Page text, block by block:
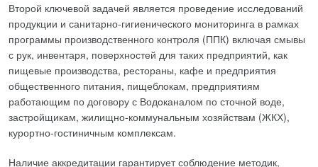
Второй ключевой задачей является проведение исследований
продукции и санитарно-гигиенического мониторинга в рамках
программы производственного контроля (ППК) включая смывы
с рук, инвентаря, поверхностей для таких предприятий, как
пищевые производства, рестораны, кафе и предприятия
общественного питания, пищеблокам, предприятиям
работающим по договору с Водоканалом по сточной воде,
застройщикам, жилищно-коммунальным хозяйствам (ЖКХ),
курортно-гостиничным комплексам.
Наличие аккредитации гарантирует соблюдение методик,